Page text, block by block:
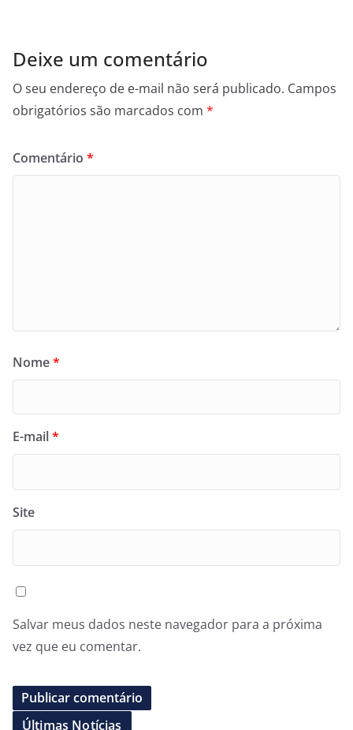
Deixe um comentário
O seu endereço de e-mail não será publicado. Campos
obrigatórios são marcados com *
Comentário *
Nome*
E-mail*
Site
Salvar meus dados neste navegador para a próxima
vez que eu comentar.
Últimas Notícias